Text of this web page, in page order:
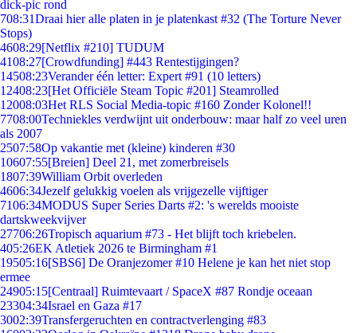
dick-pic rond
708:31Draai hier alle platen in je platenkast #32 (The Torture Never
Stops)
4608:29[Netflix #210] TUDUM
4108:27[Crowdfunding] #443 Rentestijgingen?
14508:23Verander één letter: Expert #91 (10 letters)
12408:23[Het Officiële Steam Topic #201] Steamrolled
12008:03Het RLS Social Media-topic #160 Zonder Kolonel!!
7708:00Techniekles verdwijnt uit onderbouw: maar half zo veel uren
als 2007
2507:58Op vakantie met (kleine) kinderen #30
10607:55[Breien] Deel 21, met zomerbreisels
1807:39William Orbit overleden
4606:34Jezelf gelukkig voelen als vrijgezelle vijftiger
7106:34MODUS Super Series Darts #2: 's werelds mooiste
dartskweekvijver
27706:26Tropisch aquarium #73 - Het blijft toch kriebelen.
405:26EK Atletiek 2026 te Birmingham #1
19505:16[SBS6] De Oranjezomer #10 Helene je kan het niet stop
ermee
24905:15[Centraal] Ruimtevaart / SpaceX #87 Rondje oceaan
23304:34Israel en Gaza #17
3002:39Transfergeruchten en contractverlenging #83